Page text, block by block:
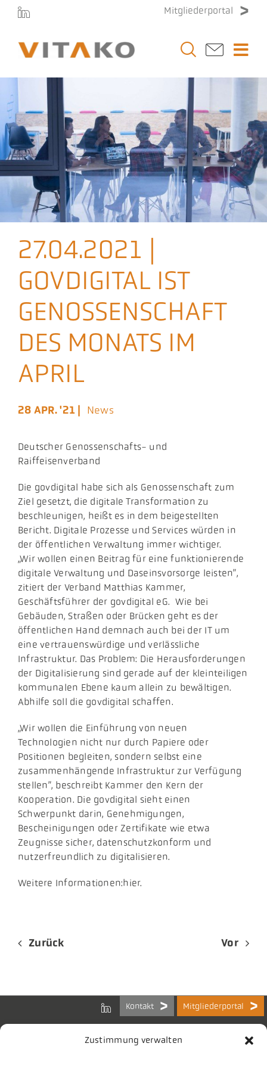
Zustimmung verwalten
Zum
springen
Mitgliederportal
Vitako
Themen
Stellenmarkt
Veranstaltungen
Presse
Aktuelles
Podcast
27.04.2021 |
GOVDIGITAL IST
GENOSSENSCHAFT
DES MONATS IM
APRIL
28 APR. '21 | News
Deutscher Genossenschafts- und
Raiffeisenverband
Die govdigital habe sich als Genossenschaft zum
Ziel gesetzt, die digitale Transformation zu
beschleunigen, heißt es in dem beigestellten
Bericht. Digitale Prozesse und Services würden in
der öffentlichen Verwaltung immer wichtiger.
„Wir wollen einen Beitrag für eine funktionierende
digitale Verwaltung und Daseinsvorsorge leisten”,
zitiert der Verband Matthias Kammer,
Geschäftsführer der govdigital eG. Wie bei
Gebäuden, Straßen oder Brücken geht es der
öffentlichen Hand demnach auch bei der IT um
eine vertrauenswürdige und verlässliche
Infrastruktur. Das Problem: Die Herausforderungen
der Digitalisierung sind gerade auf der kleinteiligen
kommunalen Ebene kaum allein zu bewältigen.
Abhilfe soll die govdigital schaffen.
​„Wir wollen die Einführung von neuen
Technologien nicht nur durch Papiere oder
Positionen begleiten, sondern selbst eine
zusammenhängende Infrastruktur zur Verfügung
stellen”, beschreibt Kammer den Kern der
Kooperation. Die govdigital sieht einen
Schwerpunkt darin, Genehmigungen,
Bescheinigungen oder Zertifikate wie etwa
Zeugnisse sicher, datenschutzkonform und
nutzerfreundlich zu digitalisieren.
Weitere Informationen:hier.
Zurück Vor
Kontakt Mitgliederportal